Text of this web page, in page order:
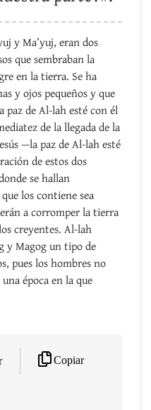
y Ma’yuj, eran dos
que sembraban la
en la tierra. Se ha
y ojos pequeños y que
paz de Al-lah esté con él
de la llegada de la
—la paz de Al-lah esté
de estos dos
se hallan
los contiene sea
a corromper la tierra
creyentes. Al-lah
y Magog un tipo de
pues los hombres no
época en la que
Copiar